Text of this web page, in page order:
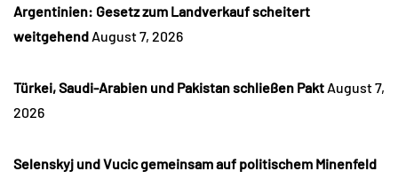
Argentinien: Gesetz zum Landverkauf scheitert
weitgehend August 7, 2026
Türkei, Saudi-Arabien und Pakistan schließen Pakt August 7,
2026
Selenskyj und Vucic gemeinsam auf politischem Minenfeld